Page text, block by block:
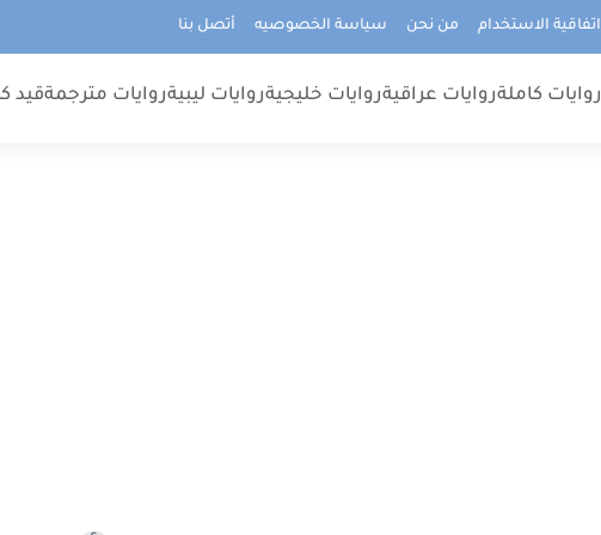
اتفاقية الاستخدام من نحن سياسة الخصوصيه أتصل بنا
روايات كاملةروايات عراقيةروايات خليجيةروايات ليبيةروايات مترجمةقيد